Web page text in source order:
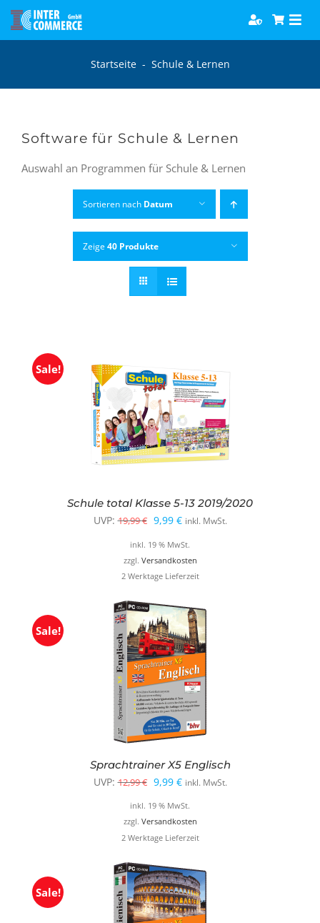
Zum
Inhalt
Hörbücher
Startseite- Schule & Lernen
Software für Schule & Lernen
Auswahl an Programmen für Schule & Lernen
Sortieren nach Datum
Zeige 40 Produkte
Sale!
Schule total Klasse 5-13 2019/2020
UVP: 19,99€ Ursprünglicher
Preis
war:
19,99 €
9,99 €Aktueller
Preis
ist:
9,99 €.
inkl. MwSt.
inkl. 19 % MwSt.
zzgl. Versandkosten
2 Werktage Lieferzeit
Sale!
Sprachtrainer X5 Englisch
UVP: 12,99€ Ursprünglicher
Preis
war:
12,99 €
9,99 €Aktueller
Preis
ist:
9,99 €.
inkl. MwSt.
inkl. 19 % MwSt.
zzgl. Versandkosten
2 Werktage Lieferzeit
Sale!